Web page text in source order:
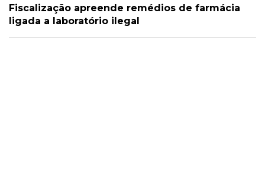
Fiscalização apreende remédios de farmácia
ligada a laboratório ilegal